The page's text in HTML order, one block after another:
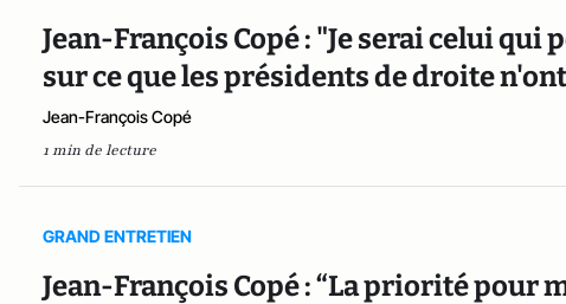
Jean-François Copé : "Je serai celui qui
sur ce que les présidents de droite
Jean-François Copé
1 min de lecture
GRAND ENTRETIEN
Jean-François Copé : “La priorité pour